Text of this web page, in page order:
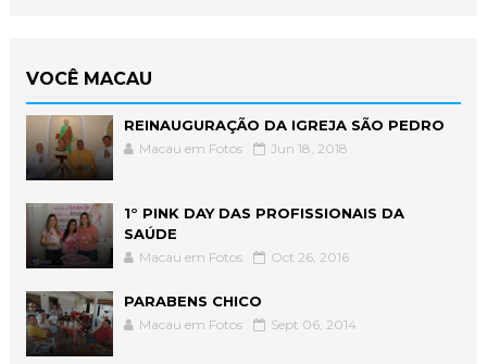
VOCÊ MACAU
REINAUGURAÇÃO DA IGREJA SÃO PEDRO
Macau em Fotos Jun 18, 2018
1° PINK DAY DAS PROFISSIONAIS DA
SAÚDE
Macau em Fotos Oct 26, 2016
PARABENS CHICO
Macau em Fotos Sept 06, 2014